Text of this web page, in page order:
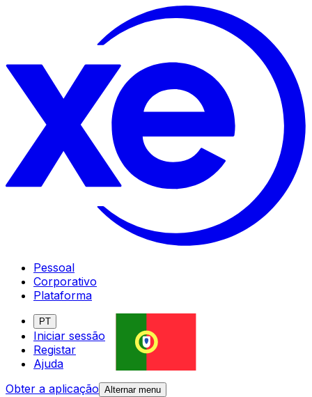
Pessoal
Corporativo
Plataforma
PT
Iniciar sessão
Registar
Ajuda
Obter a aplicação Alternar menu